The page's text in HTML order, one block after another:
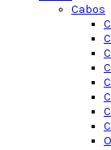
Cabos